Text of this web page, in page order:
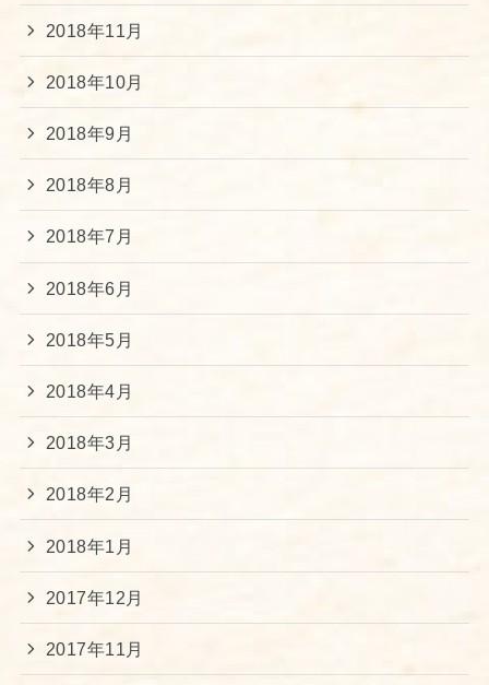
2018年11月
2018年10月
2018年9月
2018年8月
2018年7月
2018年6月
2018年5月
2018年4月
2018年3月
2018年2月
2018年1月
2017年12月
2017年11月